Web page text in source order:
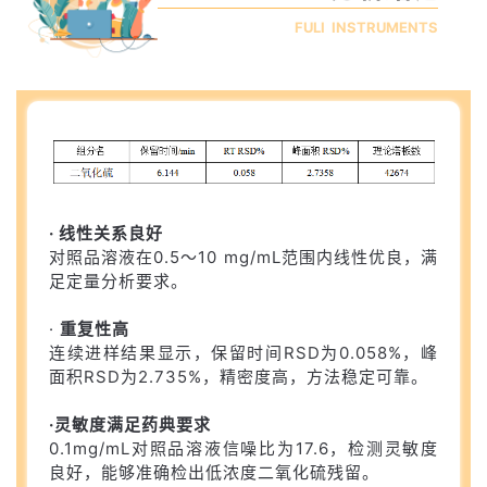
FULI INSTRUMENTS
· 线性关系良好
对照品溶液在0.5～10 mg/mL范围内线性优良，满
足定量分析要求。
· 重复性高
连续进样结果显示，保留时间RSD为0.058%，峰
面积RSD为2.735%，精密度高，方法稳定可靠。
·灵敏度满足药典要求
0.1mg/mL对照品溶液信噪比为17.6，检测灵敏度
良好，能够准确检出低浓度二氧化硫残留。